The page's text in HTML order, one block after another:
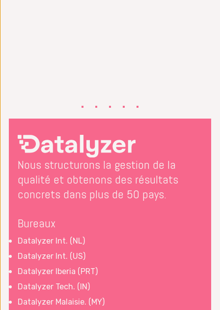
Nous structurons la gestion de la
qualité et obtenons des résultats
concrets dans plus de 50 pays.
Bureaux
Datalyzer Int. (NL)
Datalyzer Int. (US)
Datalyzer Iberia (PRT)
Datalyzer Tech. (IN)
Datalyzer Malaisie. (MY)